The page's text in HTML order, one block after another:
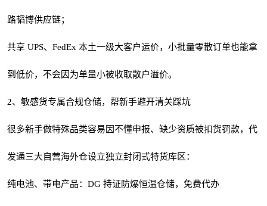
路韬博供应链；
共享 UPS、FedEx 本土一级大客户运价，小批量零散订单也能拿
到低价，不会因为单量小被收取散户溢价。
2、敏感货专属合规仓储，帮新手避开清关踩坑
很多新手做特殊品类容易因不懂申报、缺少资质被扣货罚款，代
发通三大自营海外仓设立独立封闭式特货库区：
纯电池、带电产品：DG 持证防爆恒温仓储，免费代办